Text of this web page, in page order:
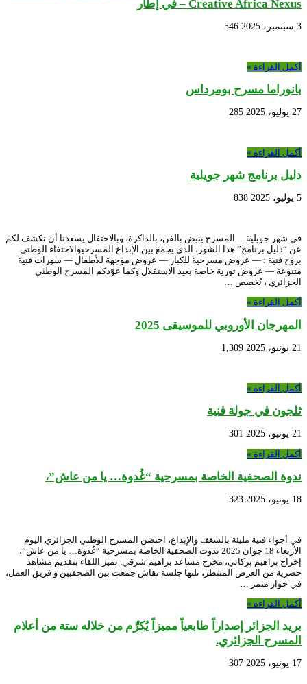
– Creative Africa Nexus في إطار
3 سبتمبر، 2025 546
أكمل القراءة »
بانوراما مسرح بومرداس
27 يوليو، 2025 285
أكمل القراءة »
دليل برنامج شهر جويلية
5 يوليو، 2025 838
في شهر جويلية… المسرح ينبض بالفن، بالذاكرة، وبالاحتفال.يسعدنا أن نكشف لكم
عن “دليل برنامج” هذا الشهر، الذي يجمع بين الإبداع المسرحيوالاحتفاء الوطني
بروح فنية : — عروض مسرحية للكبار — عروض موجهة للأطفال — سهرات فنية
متنوعة — عروض ثورية خاصة بعيد الاستقلال وكما عوّدكم المسرح الوطني
الجزائري ، نُخصص …
أكمل القراءة »
المهرجان الأوروبي للموسيقى 2025
21 يونيو، 2025 1,309
أكمل القراءة »
ثلجون في جولة فنية
21 يونيو، 2025
301
أكمل القراءة »
ندوة الصحفية الخاصة بمسرحية “غُدوة… يا من عاش”،
18 يونيو، 2025 323
في أجواء فنية مليئة بالشغف والإبداع، احتضن المسرح الوطني الجزائري اليوم
الأربعاء 18 جوان 2025 ندوت الصحفية الخاصة بمسرحية “غُدوة… يا من عاش”،
إخراج براهيم بركاتي، مخرج مساعد براهيم شرقي. تميز اللقاء بتقديم مشاهد
حصرية من العرض المنتظر، تلتها جلسة نقاش جمعت بين الصحفيين و فريق العمل،
في حوار مثمر …
أكمل القراءة »
بريد الجزائر إصداراً طابعياً مميزاً يُكرِّم من خلاله ستة من أعلام
المسرح الجزائري.
17 يونيو، 2025 307